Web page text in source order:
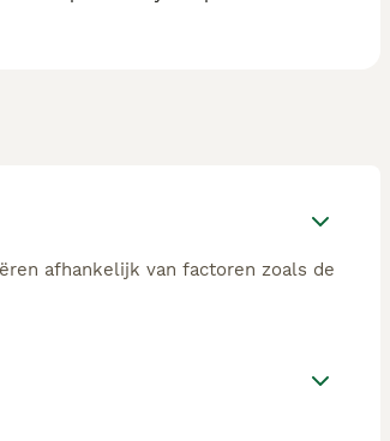
afhankelijk van factoren zoals de